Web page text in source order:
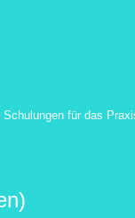
für das